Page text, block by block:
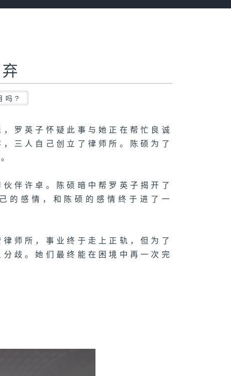
吗?
罗英子怀疑此事与她正在帮忙良诚
三人自己创立了律师所。陈硕为了
伴许卓。陈硕暗中帮罗英子揭开了
的感情，和陈硕的感情终于进了一
师所，事业终于走上正轨，但为了
歧。她们最终能在困境中再一次完